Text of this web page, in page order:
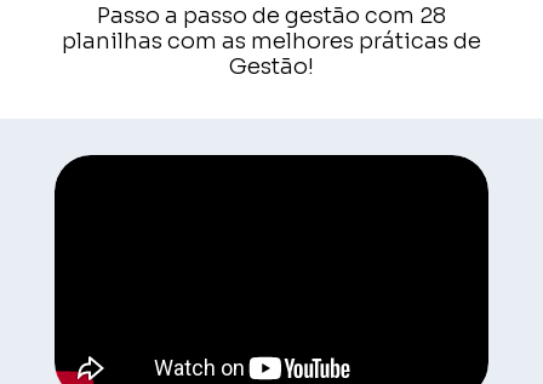
Passo a passo de gestão com 28
planilhas com as melhores práticas de
Gestão!